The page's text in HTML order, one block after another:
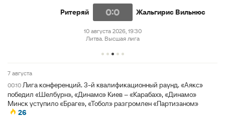
Ритеряй Жальгирис Вильнюс
0:0
10 августа 2026, 19:30
Литва. Высшая лига
7 августа
00:10 Лига конференций. 3-й квалификационный раунд. «Аякс»
победил «Шелбурн», «Динамо» Киев – «Карабах», «Динамо»
Минск уступило «Браге», «Тобол» разгромлен «Партизаном»
26